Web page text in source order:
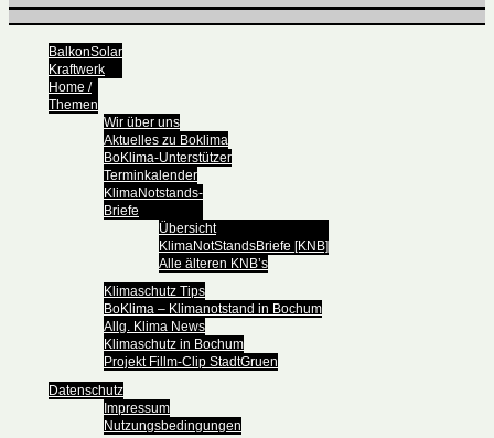
BalkonSolar
Kraftwerk
Home /
Themen
Wir über uns
Aktuelles zu Boklima
BoKlima-Unterstützer
Terminkalender
KlimaNotstands-
Briefe
Übersicht
KlimaNotStandsBriefe [KNB]
Alle älteren KNB’s
Klimaschutz Tips
BoKlima – Klimanotstand in Bochum
Allg. Klima News
Klimaschutz in Bochum
Projekt Fillm-Clip StadtGruen
Datenschutz
Impressum
Nutzungsbedingungen